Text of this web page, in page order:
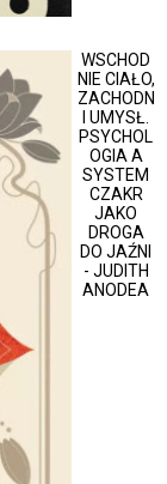
WSCHOD
NIE CIAŁO,
ZACHODN
I UMYSŁ.
PSYCHOL
OGIA A
SYSTEM
CZAKR
JAKO
DROGA
DO JAŹNI
- JUDITH
ANODEA